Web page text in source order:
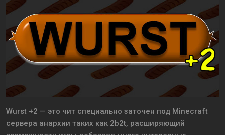
Wurst +2 — это чит специально заточен под Minecraft
сервера анархии таких как 2b2t, расширяющий